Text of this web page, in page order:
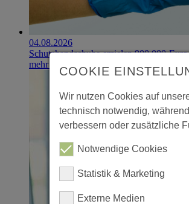
04.08.2026
Schutzhandschuhe erzielen 900.000-
mehr erfahren
COOKIE
Wir nutzen Cookies auf
technisch notwendig,
verbessern oder zusätzliche
Notwendige Cookies
Statistik & Marketing
Externe Medien